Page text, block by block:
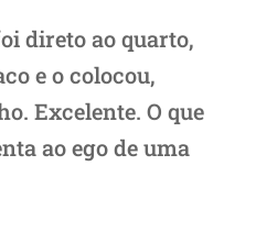
direto ao quarto,
e o colocou,
Excelente. O que
ao ego de uma